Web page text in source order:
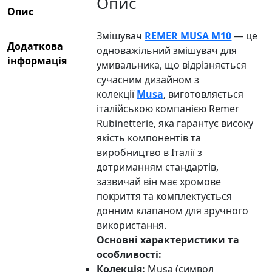
Опис
Додаткова
інформація
Змішувач REMER MUSA M10— це
одноважільний змішувач для
умивальника, що відрізняється
сучасним дизайном з
колекціїMusa, виготовляється
італійською компанією Remer
Rubinetterie, яка гарантує високу
якість компонентів та
виробництво в Італії з
дотриманням стандартів,
зазвичай він має хромове
покриття та комплектується
донним клапаном для зручного
використання.
Основні характеристики та
особливості:
Колекція: Musa (символ